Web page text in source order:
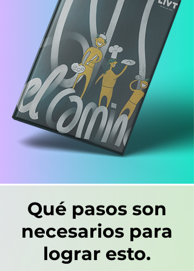
Qué pasos son
necesarios para
lograr esto.